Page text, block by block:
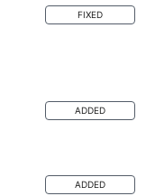
FIXED
ADDED
ADDED